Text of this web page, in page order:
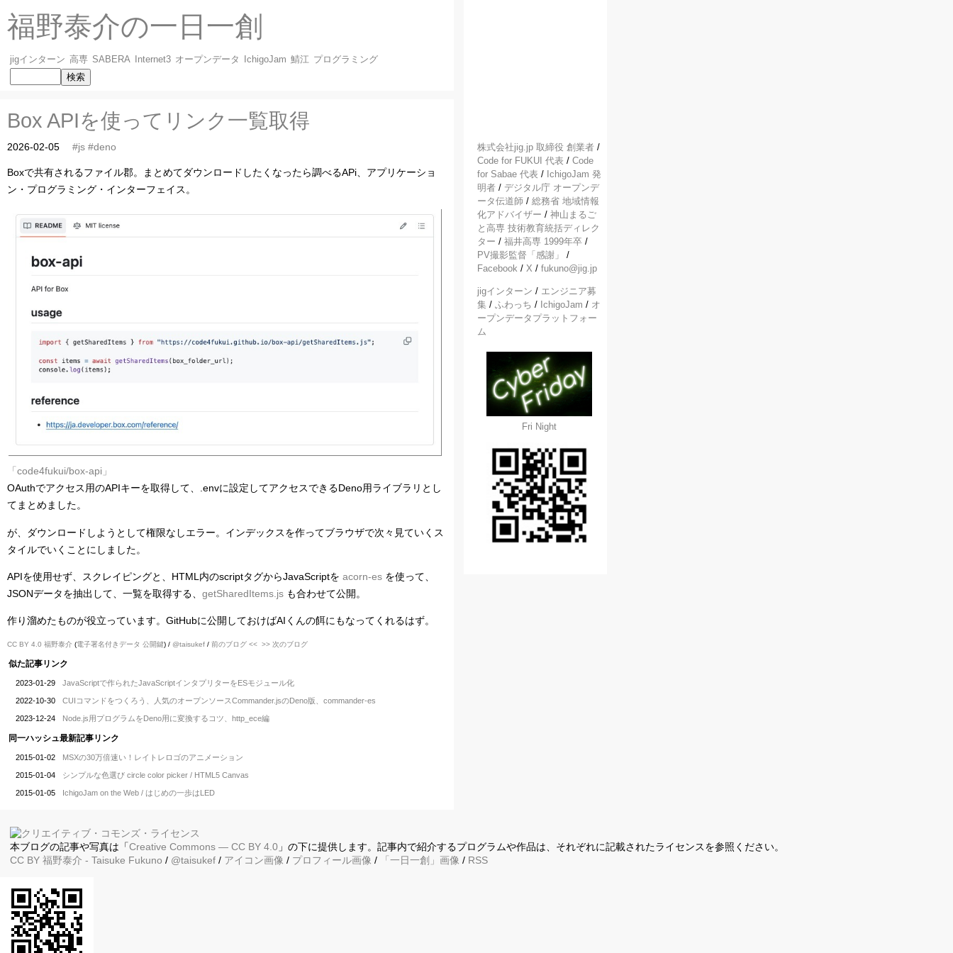
福野泰介の一日一創
jigインターン 高専 SABERA Internet3 オープンデータ IchigoJam 鯖江 プログラミング
Box APIを使ってリンク一覧取得
2026-02-05 #js #deno
Boxで共有されるファイル郡。まとめてダウンロードしたくなったら調べるAPi、アプリケーショ
ン・プログラミング・インターフェイス。
「code4fukui/box-api」
OAuthでアクセス用のAPIキーを取得して、.envに設定してアクセスできるDeno用ライブラリとし
てまとめました。
が、ダウンロードしようとして権限なしエラー。インデックスを作ってブラウザで次々見ていくス
タイルでいくことにしました。
APIを使用せず、スクレイピングと、HTML内のscriptタグからJavaScriptを acorn-es を使って、
JSONデータを抽出して、一覧を取得する、 getSharedItems.js も合わせて公開。
作り溜めたものが役立っています。GitHubに公開しておけばAIくんの餌にもなってくれるはず。
CC BY 4.0 福野泰介 (電子署名付きデータ 公開鍵) / @taisukef / 前のブログ << >> 次のブログ
似た記事リンク
2023-01-29 JavaScriptで作られたJavaScriptインタプリターをESモジュール化
2022-10-30 CUIコマンドをつくろう、人気のオープンソースCommander.jsのDeno版、commander-es
2023-12-24 Node.js用プログラムをDeno用に変換するコツ、http_ece編
同一ハッシュ最新記事リンク
2015-01-02 MSXの30万倍速い！レイトレロゴのアニメーション
2015-01-04 シンプルな色選び circle color picker / HTML5 Canvas
2015-01-05 IchigoJam on the Web / はじめの一歩はLED
株式会社jig.jp 取締役 創業者 /
Code for FUKUI 代表 / Code
for Sabae 代表 / IchigoJam 発
明者 / デジタル庁 オープンデ
ータ伝道師 / 総務省 地域情報
化アドバイザー / 神山まるご
と高専 技術教育統括ディレク
ター / 福井高専 1999年卒 /
PV撮影監督「感謝」
/
Facebook / X / fukuno@jig.jp
jigインターン / エンジニア募
集 / ふわっち / IchigoJam / オ
ープンデータプラットフォー
ム
Fri Night
本ブログの記事や写真は「Creative Commons — CC BY 4.0 」の下に提供します。記事内で紹介するプログラムや作品は、それぞれに記載されたライセンスを参照ください。
CC BY 福野泰介 - Taisuke Fukuno / @taisukef / アイコン画像 / プロフィール画像 / 「一日一創」画像 / RSS